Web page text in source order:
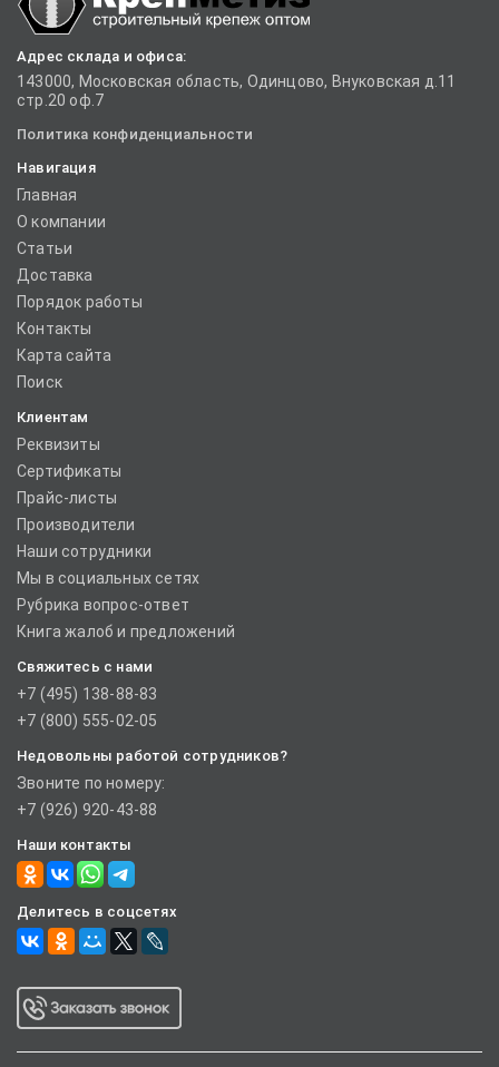
Адрес склада и офиса:
143000, Московская область, Одинцово, Внуковская д.11
стр.20 оф.7
Политика конфиденциальности
Навигация
Главная
О компании
Статьи
Доставка
Порядок работы
Контакты
Карта сайта
Поиск
Клиентам
Реквизиты
Сертификаты
Прайс-листы
Производители
Наши сотрудники
Мы в социальных сетях
Рубрика вопрос-ответ
Книга жалоб и предложений
Свяжитесь с нами
+7 (495) 138-88-83
+7 (800) 555-02-05
Недовольны работой сотрудников?
Звоните по номеру:
+7 (926) 920-43-88
Наши контакты
Делитесь в соцсетях